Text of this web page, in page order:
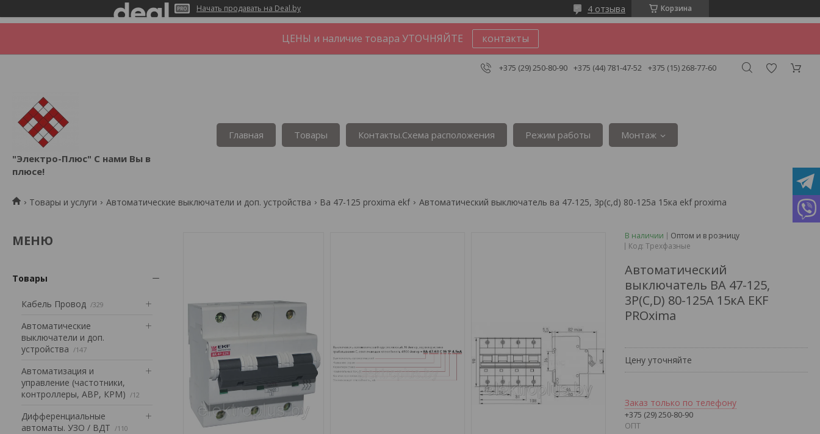
Начать продавать на Deal.by Корзина
4 отзыва
ЦЕНЫ и наличие товара УТОЧНЯЙТЕ контакты
+375 (29) 250-80-90 +375 (44) 781-47-52 +375 (15) 268-77-60
"Электро-Плюс" С нами Вы в
плюсе!
Главная Товары Контакты.Сxема расположения Режим работы Монтаж
Товары и услуги Автоматические выключатели и доп. устройства Ва 47-125 proxima ekf Автоматический выключатель ва 47-125, 3p(c,d) 80-125а 15ка ekf proxima
Товары
Кабель Провод 329
Автоматические
выключатели и доп.
устройства
147
Автоматизация и
управление (частотники,
контроллеры, АВР, КРМ)
12
Дифференциальные
автоматы. УЗО / ВДТ
110
В наличии
Оптом и в розницу
Код: Трехфазные
Автоматический
выключатель ВА 47-125,
3P(C,D) 80-125А 15кА EKF
PROxima
Цену уточняйте
Заказ только по телефону
+375 (29) 250-80-90
ОПТ